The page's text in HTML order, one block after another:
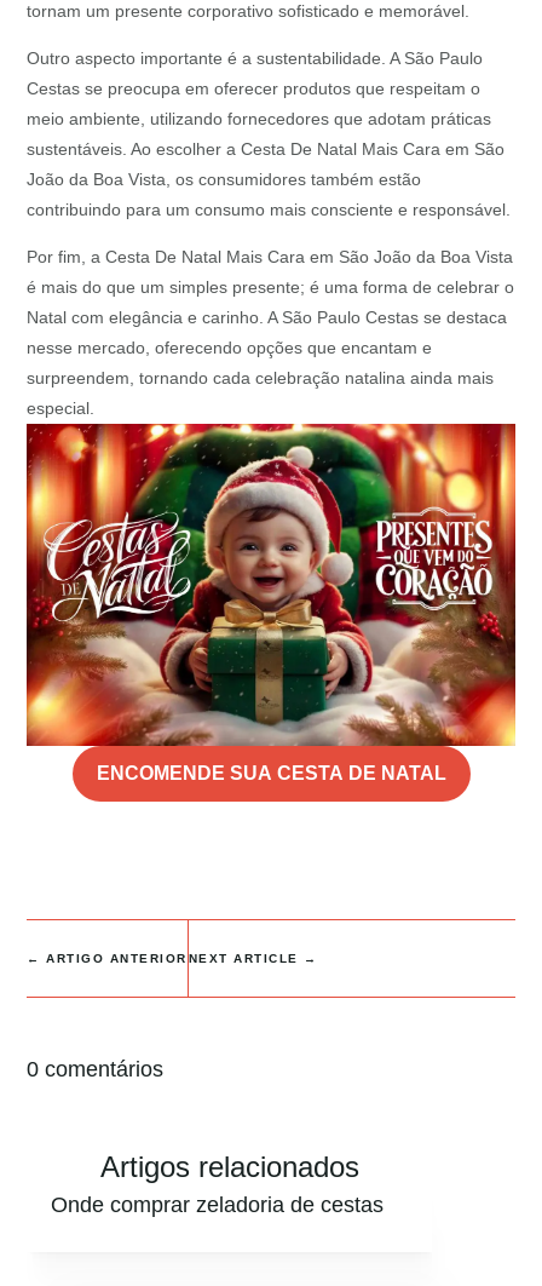
tornam um presente corporativo sofisticado e memorável.
Outro aspecto importante é a sustentabilidade. A São Paulo
Cestas se preocupa em oferecer produtos que respeitam o
meio ambiente, utilizando fornecedores que adotam práticas
sustentáveis. Ao escolher a Cesta De Natal Mais Cara em São
João da Boa Vista, os consumidores também estão
contribuindo para um consumo mais consciente e responsável.
Por fim, a Cesta De Natal Mais Cara em São João da Boa Vista
é mais do que um simples presente; é uma forma de celebrar o
Natal com elegância e carinho. A São Paulo Cestas se destaca
nesse mercado, oferecendo opções que encantam e
surpreendem, tornando cada celebração natalina ainda mais
especial.
ENCOMENDE SUA CESTA DE NATAL
←ARTIGO ANTERIOR NEXT ARTICLE →
0 comentários
Artigos relacionados
Onde comprar zeladoria de cestas